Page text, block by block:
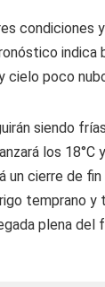
condiciones
indica
poco
siendo
los 18°C
un cierre de
temprano y
plena del